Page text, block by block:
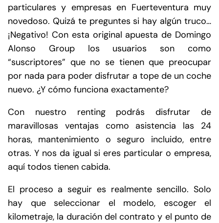
particulares y empresas en Fuerteventura muy
novedoso. Quizá te preguntes si hay algún truco…
¡Negativo! Con esta original apuesta de Domingo
Alonso Group los usuarios son como
“suscriptores” que no se tienen que preocupar
por nada para poder disfrutar a tope de un coche
nuevo. ¿Y cómo funciona exactamente?
Con nuestro renting podrás disfrutar de
maravillosas ventajas como asistencia las 24
horas, mantenimiento o seguro incluido, entre
otras. Y nos da igual si eres particular o empresa,
aquí todos tienen cabida.
El proceso a seguir es realmente sencillo. Solo
hay que seleccionar el modelo, escoger el
kilometraje, la duración del contrato y el punto de